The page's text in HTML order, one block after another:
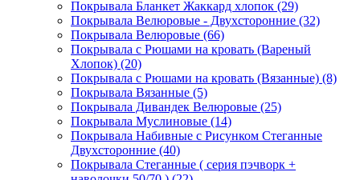
Покрывала Бланкет Жаккард хлопок (29)
Покрывала Велюровые - Двухсторонние (32)
Покрывала Велюровые (66)
Покрывала с Рюшами на кровать (Вареный
Хлопок) (20)
Покрывала с Рюшами на кровать (Вязанные) (8)
Покрывала Вязанные (5)
Покрывала Дивандек Велюровые (25)
Покрывала Муслиновые (14)
Покрывала Набивные с Рисунком Стеганные
Двухсторонние (40)
Покрывала Стеганные ( серия пэчворк +